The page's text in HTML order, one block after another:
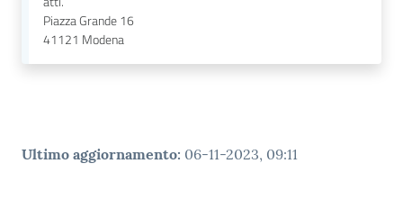
Piazza Grande 16
41121 Modena
Ultimo aggiornamento: 06-11-2023, 09:11